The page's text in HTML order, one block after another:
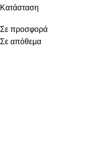
Κατάσταση
Σε προσφορά
Σε απόθεμα